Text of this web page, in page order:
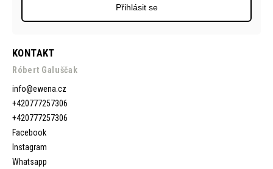
KONTAKT
Róbert Galuščak
info@ewena.cz
+420777257306
+420777257306
Facebook
Instagram
Whatsapp
Přihlásit se